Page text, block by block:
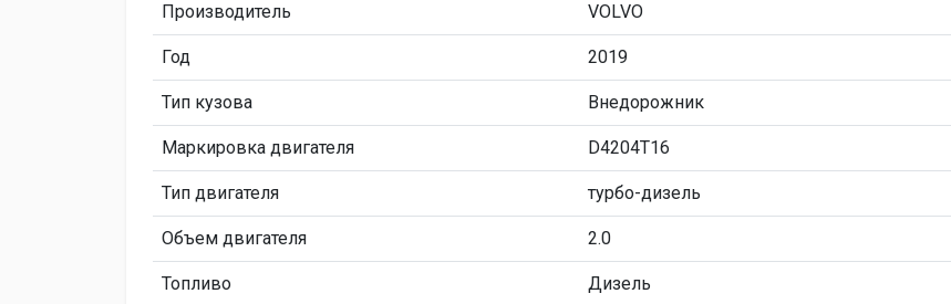
Производитель VOLVO
Год 2019
Тип кузова Внедорожник
Маркировка двигателя D4204T16
Тип двигателя турбо-дизель
Объем двигателя 2.0
Топливо Дизель